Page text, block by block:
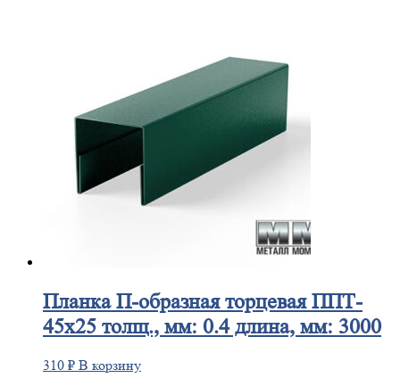
ПланкаП-образная торцевая ППТ-
45х25 толщ., мм: 0.4 длина, мм: 3000
310 ₽ В корзину